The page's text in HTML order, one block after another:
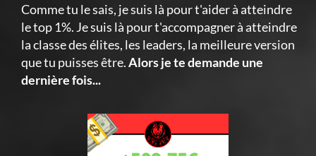
Comme tu le sais, je suis là pour t'aider à atteindre
le top 1%. Je suis là pour t'accompagner à atteindre
la classe des élites, les leaders, la meilleure version
que tu puisses être.Alors je te demande une
dernière fois...